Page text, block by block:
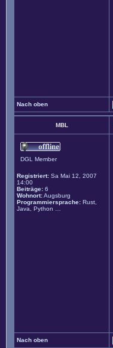
Nach oben
MBL
DGL Member
Registriert: Sa Mai 12, 2007
14:00
Beiträge: 6
Wohnort:Augsburg
Programmiersprache: Rust,
Java, Python …
Nach oben